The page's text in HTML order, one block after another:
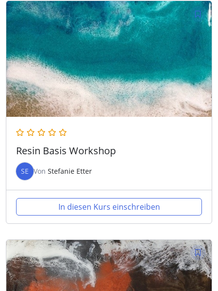
Resin Basis Workshop
SE Von Stefanie Etter
In diesen Kurs einschreiben